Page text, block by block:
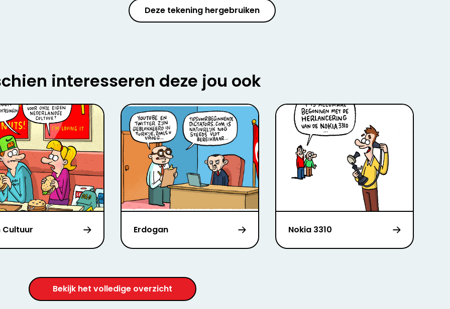
Deze tekening hergebruiken
interesseren deze jou ook
Cultuur Erdogan Nokia 3310
Bekijk het volledige overzicht